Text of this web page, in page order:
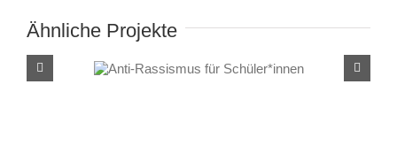
Ähnliche ProjekteAnti-Rassismus für
Schüler*innen